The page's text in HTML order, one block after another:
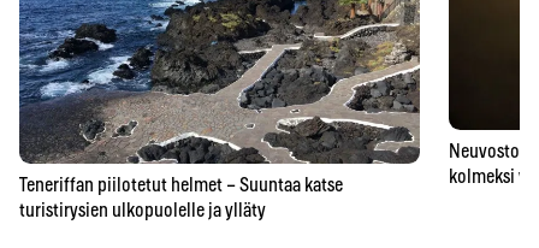
Teneriffan piilotetut helmet – Suuntaa katse
turistirysien ulkopuolelle ja ylläty
kolmeksi